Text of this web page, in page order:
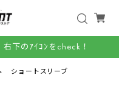
下のｱｲｺﾝをcheck！
ショートスリーブ